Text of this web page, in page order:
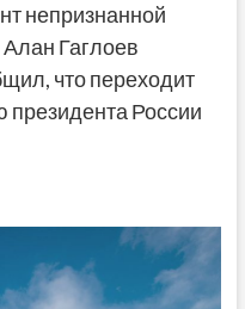
непризнанной
Гаглоев
что переходит
президента России